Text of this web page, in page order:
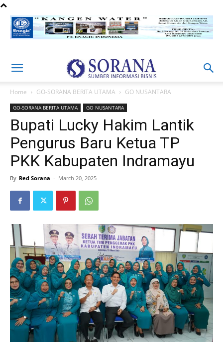
Home GO-SORANA BERITA UTAMA GO NUSANTARA
GO-SORANA BERITA UTAMA GO NUSANTARA
Bupati Lucky Hakim Lantik
Pengurus Baru Ketua TP
PKK Kabupaten Indramayu
By Red Sorana - March 20, 2025